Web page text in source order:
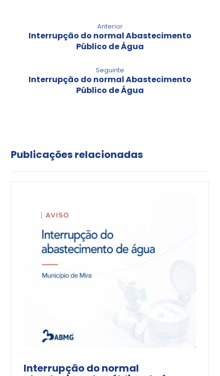
Anterior
Interrupção do normal Abastecimento
Público de Água
Seguinte
Interrupção do normal Abastecimento
Público de Água
Publicações relacionadas
Interrupção do normal